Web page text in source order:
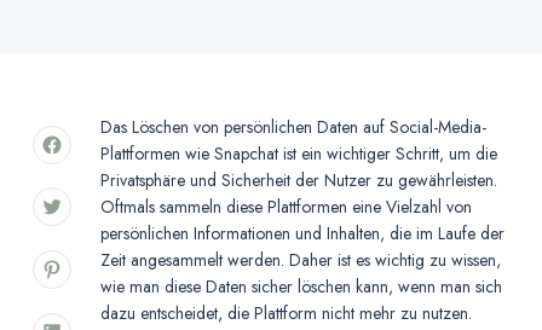
Das Löschen von persönlichen Daten auf Social-Media-
Plattformen wie Snapchat ist ein wichtiger Schritt, um die
Privatsphäre und Sicherheit der Nutzer zu gewährleisten.
Oftmals sammeln diese Plattformen eine Vielzahl von
persönlichen Informationen und Inhalten, die im Laufe der
Zeit angesammelt werden. Daher ist es wichtig zu wissen,
wie man diese Daten sicher löschen kann, wenn man sich
dazu entscheidet, die Plattform nicht mehr zu nutzen.